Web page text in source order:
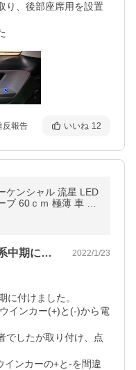
り、後部座席用を設置
反報告 いいね 12
ケンシャル 流星 LED
ブ 60ｃｍ 極薄 車 ポ
2本セット 車検 ウィ
アイスブルーをエスティマ50系中期に付… 2022/1/23
に付けました。
インカー(+)と(-)から電
でしたが取り付け、点
ンカーの+と-を間違